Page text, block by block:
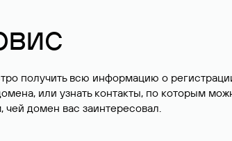
получить всю информацию о
или узнать контакты, по которым
домен вас заинтересовал.